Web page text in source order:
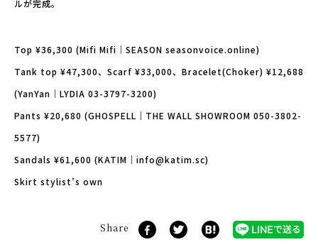
ルが完成。
Top ¥36,300 (Mifi Mifi｜SEASON seasonvoice.online)
Tank top ¥47,300、Scarf ¥33,000、Bracelet(Choker) ¥12,688
(YanYan｜LYDIA 03-3797-3200)
Pants ¥20,680 (GHOSPELL｜THE WALL SHOWROOM 050-3802-
5577)
Sandals ¥61,600 (KATIM｜info@katim.sc)
Skirt stylist’s own
Share